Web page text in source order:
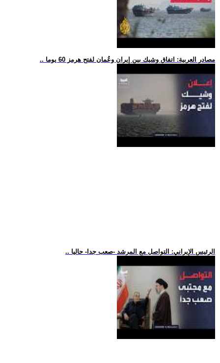
.. مصادر العربية: اتفاق وشيك بين إيران وعُمان لفتح هرمز 60 يوما
.. الرئيس الإيراني: التواصل مع المرشد -صعب جدا- حاليا